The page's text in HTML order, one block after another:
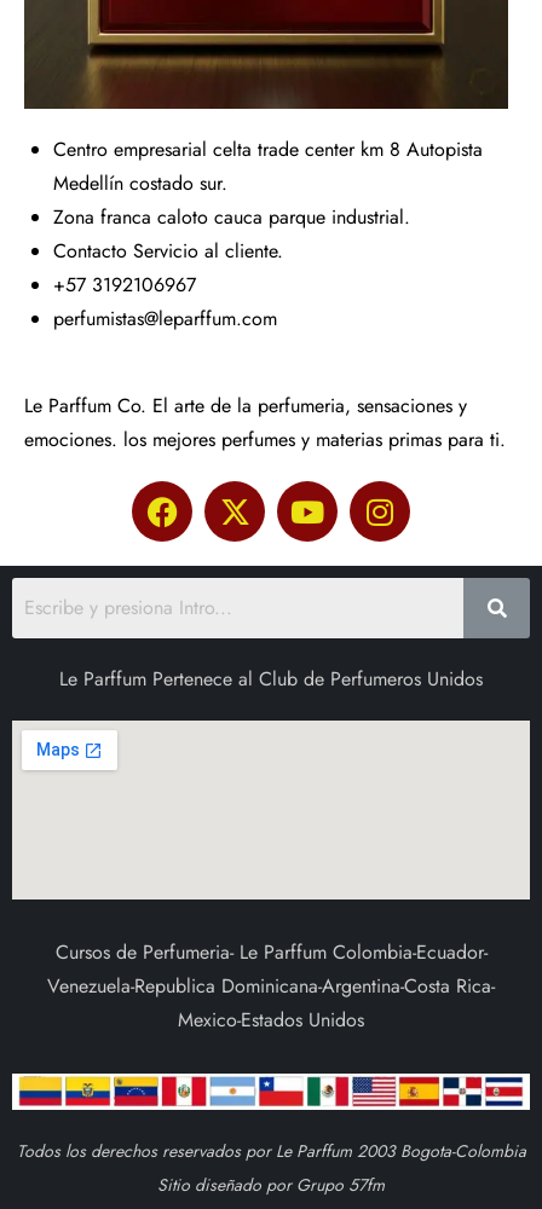
Centro empresarial celta trade center km 8 Autopista
Medellín costado sur.
Zona franca caloto cauca parque industrial.
Contacto Servicio al cliente.
+57 3192106967
perfumistas@leparffum.com
Le Parffum Co. El arte de la perfumeria, sensaciones y
emociones. los mejores perfumes y materias primas para ti.
Le Parffum Pertenece al Club de Perfumeros Unidos
Cursos de Perfumeria- Le Parffum Colombia-Ecuador-
Venezuela-Republica Dominicana-Argentina-Costa Rica-
Mexico-Estados Unidos
Todos los derechos reservados por Le Parffum 2003 Bogota-Colombia
Sitio diseñado por Grupo 57fm